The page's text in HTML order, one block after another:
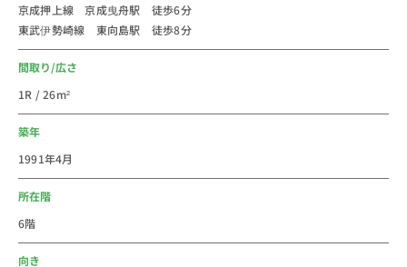
「EQUiA曳舟」や救急指定病院「東京曳舟病院」が駅直
結となっています。
隣駅の押上駅には東京スカイツリータウン内に商業施設
「ソラマチ」や電波塔「東京スカイツリー」、「すみだ
水族館」など多くの観光スポットがあり、休日のお出か
法人のご利用は社宅・寮やビジネスホテルからの切替で
経費削減が出来るかもしれません。新人研修や出張にも
京成押上線 京成曳舟駅 徒歩6分
東武伊勢崎線 東向島駅 徒歩8分
間取り/広さ
1R / 26m²
築年
1991年4月
所在階
6階
向き